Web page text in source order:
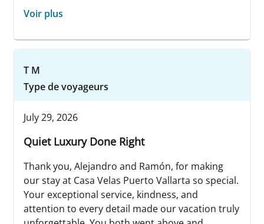
Voir plus
T M
Type de voyageurs
July 29, 2026
Quiet Luxury Done Right
Thank you, Alejandro and Ramón, for making
our stay at Casa Velas Puerto Vallarta so special.
Your exceptional service, kindness, and
attention to every detail made our vacation truly